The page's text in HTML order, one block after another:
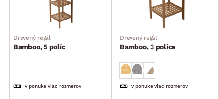
Drevený regál
Bamboo, 5 políc
v ponuke viac rozmerov
Drevený regál
Bamboo, 3 police
v ponuke viac rozmerov